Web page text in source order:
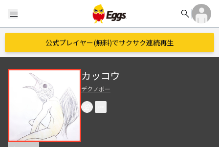
menu search
公式プレイヤー(無料)でサクサク連続再生
カッコウ
デクノボー